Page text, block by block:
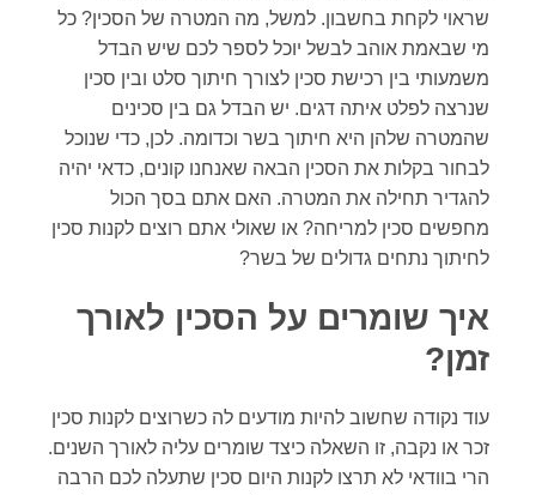
שראוי לקחת בחשבון. למשל, מה המטרה של הסכין? כל
מי שבאמת אוהב לבשל יוכל לספר לכם שיש הבדל
משמעותי בין רכישת סכין לצורך חיתוך סלט ובין סכין
שנרצה לפלט איתה דגים. יש הבדל גם בין סכינים
שהמטרה שלהן היא חיתוך בשר וכדומה. לכן, כדי שנוכל
לבחור בקלות את הסכין הבאה שאנחנו קונים, כדאי יהיה
להגדיר תחילה את המטרה. האם אתם בסך הכול
מחפשים סכין למריחה? או שאולי אתם רוצים לקנות סכין
לחיתוך נתחים גדולים של בשר?
איך שומרים על הסכין לאורך
זמן?
עוד נקודה שחשוב להיות מודעים לה כשרוצים לקנות סכין
זכר או נקבה, זו השאלה כיצד שומרים עליה לאורך השנים.
הרי בוודאי לא תרצו לקנות היום סכין שתעלה לכם הרבה